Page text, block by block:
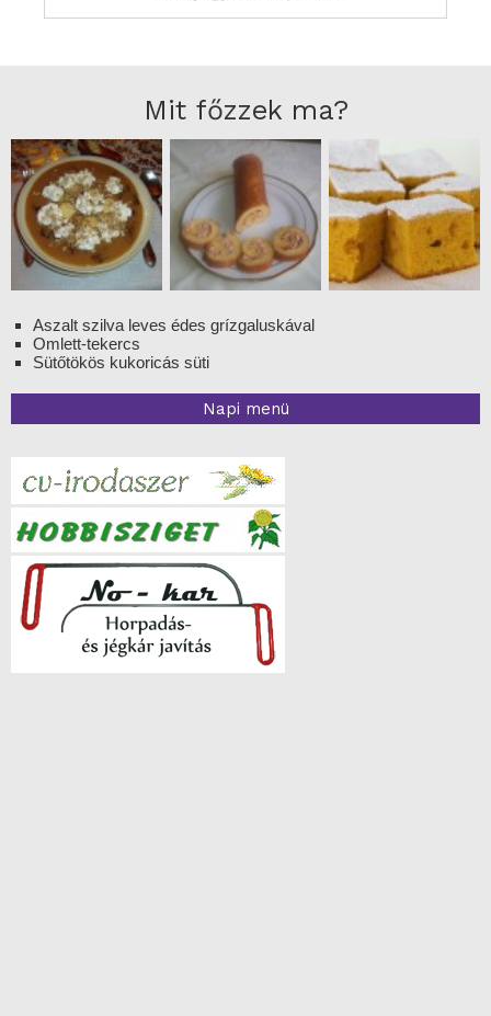
Mit főzzek ma?
Aszalt szilva leves édes grízgaluskával
Omlett-tekercs
Sütőtökös kukoricás süti
Napi menü